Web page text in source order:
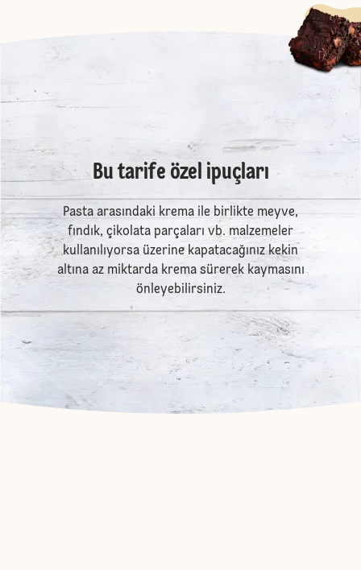
Bu tarife özel ipuçları
Pasta arasındaki krema ile birlikte meyve,
fındık, çikolata parçaları vb. malzemeler
kullanılıyorsa üzerine kapatacağınız kekin
altına az miktarda krema sürerek kaymasını
önleyebilirsiniz.